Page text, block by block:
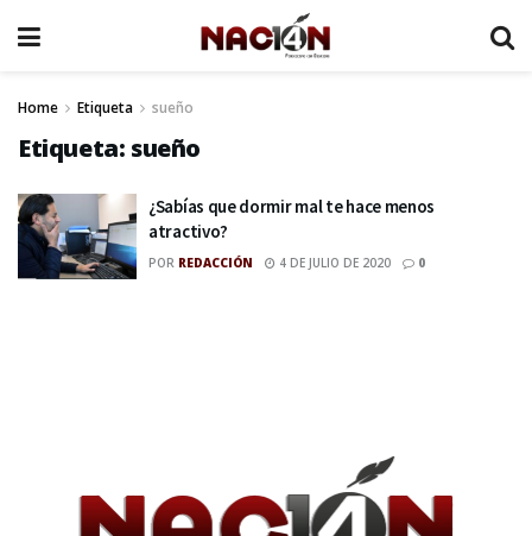
Home Etiqueta sueño
Etiqueta: sueño
¿Sabías que dormir mal te hace menos
atractivo?
POR REDACCIÓN 4 DE JULIO DE 2020 0